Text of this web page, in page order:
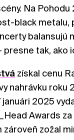
Na
black metalu,
balansujú
presne tak, ako
získal cenu
nahrávku roku
2025
Awards
zároveň zožal